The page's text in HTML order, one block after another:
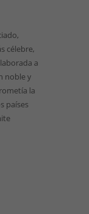
célebre,
a
noble y
la
países